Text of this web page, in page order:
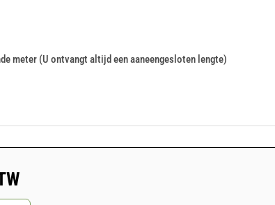
meter (U ontvangt altijd een aaneengesloten lengte)